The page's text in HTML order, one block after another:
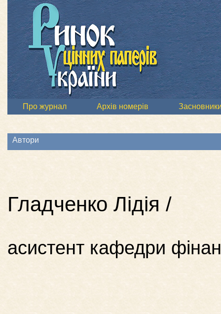
Про журнал Архів номерів
Автори
Гладченко Лідія /
асистент кафедри